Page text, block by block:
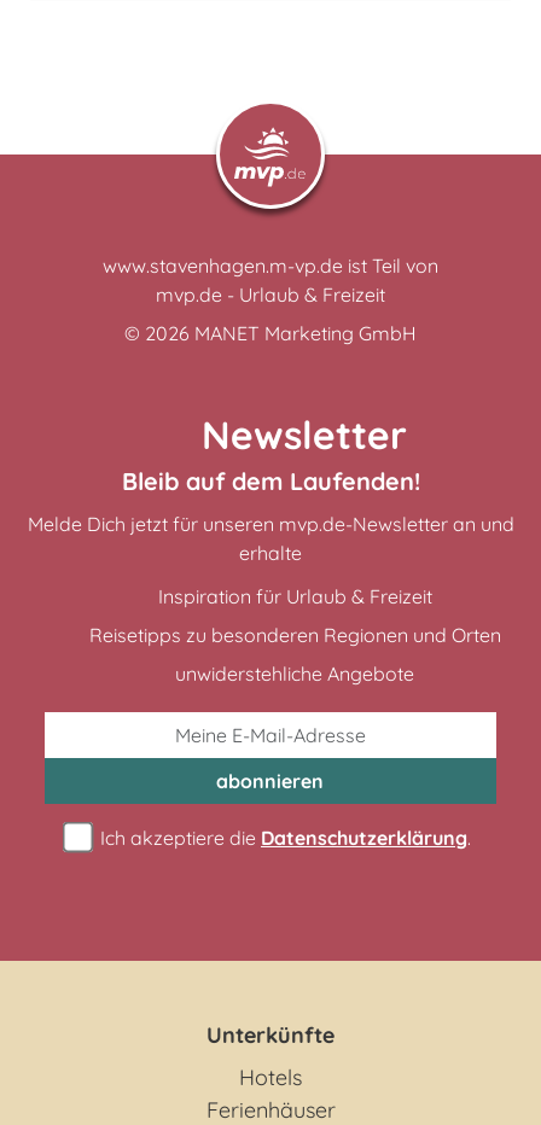
www.stavenhagen.m-vp.de ist Teil von
mvp.de - Urlaub & Freizeit
© 2026 MANET Marketing GmbH
Newsletter
Bleib auf dem Laufenden!
Melde Dich jetzt für unseren mvp.de-Newsletter an und
erhalte
Inspiration für Urlaub & Freizeit
Reisetipps zu besonderen Regionen und Orten
unwiderstehliche Angebote
abonnieren
Ich akzeptiere die Datenschutzerklärung.
Unterkünfte
Hotels
Ferienhäuser